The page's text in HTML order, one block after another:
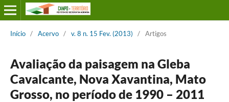
Início / Acervo / v. 8 n. 15 Fev. (2013) / Artigos
Avaliação da paisagem na Gleba
Cavalcante, Nova Xavantina, Mato
Grosso, no período de 1990 – 2011